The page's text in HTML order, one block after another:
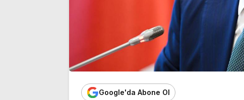
Google'da Abone Ol